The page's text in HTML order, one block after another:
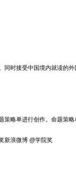
同时接受中国境内就读的
策略单进行创作。命题策
新浪微博 @学院奖